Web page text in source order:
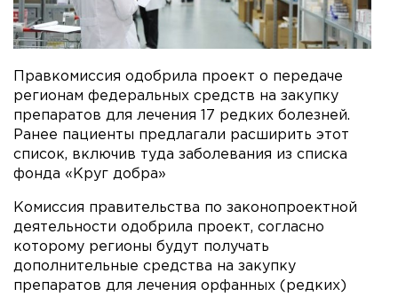
Правкомиссия одобрила проект о передаче
регионам федеральных средств на закупку
препаратов для лечения 17 редких болезней.
Ранее пациенты предлагали расширить этот
список, включив туда заболевания из списка
фонда «Круг добра»
Комиссия правительства по законопроектной
деятельности одобрила проект, согласно
которому регионы будут получать
дополнительные средства на закупку
препаратов для лечения орфанных (редких)